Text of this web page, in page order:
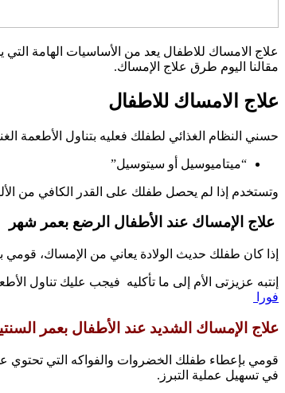
علاج الامساك للاطفال يعد من الأساسيات الهامة
مقالنا اليوم طرق علاج الإمساك.
علاج الامساك للاطفال
حسني النظام الغذائي لطفلك فعليه بتناول الأطعمة
“ميتاميوسيل أو سيتوسيل”
وتستخدم إذا لم يحصل طفلك على القدر الكافي من
علاج الإمساك عند الأطفال الرضع بعمر شهر
إذا كان طفلك حديث الولادة يعاني من الإمساك،
إنتبه عزيزتى الأم إلى ما تأكليه فيجب عليك تناول
فورا
علاج الإمساك الشديد عند الأطفال بعمر
قومي بإعطاء طفلك الخضروات والفواكه التي تحتوي
في تسهيل عملية التبرز.